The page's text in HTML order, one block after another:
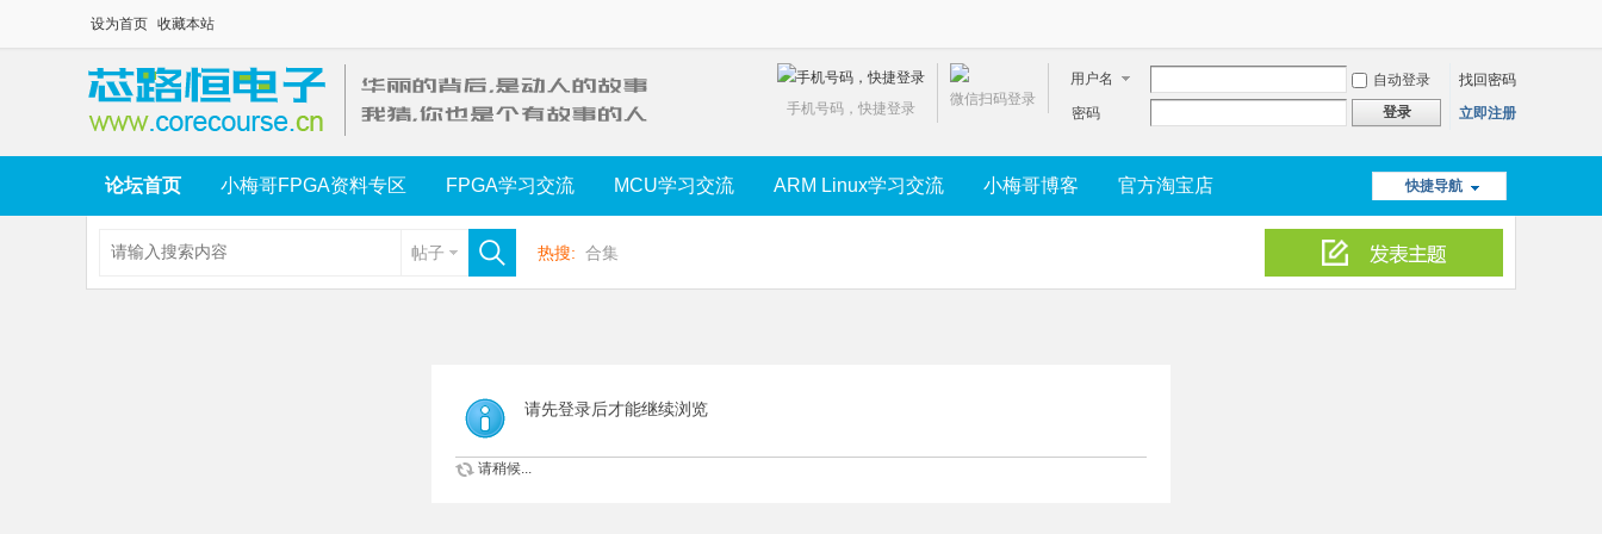
设为首页 收藏本站
用户名 自动登录
找回密码
密码
登录 立即注册
微信扫码登录
手机号码，快捷登录
快捷导航
论坛首页 小梅哥FPGA资料专区 FPGA学习交流 MCU学习交流 ARM Linux学习交流 小梅哥博客 官方淘宝店
帖子 热搜: 合集
请先登录后才能继续浏览
请稍候...